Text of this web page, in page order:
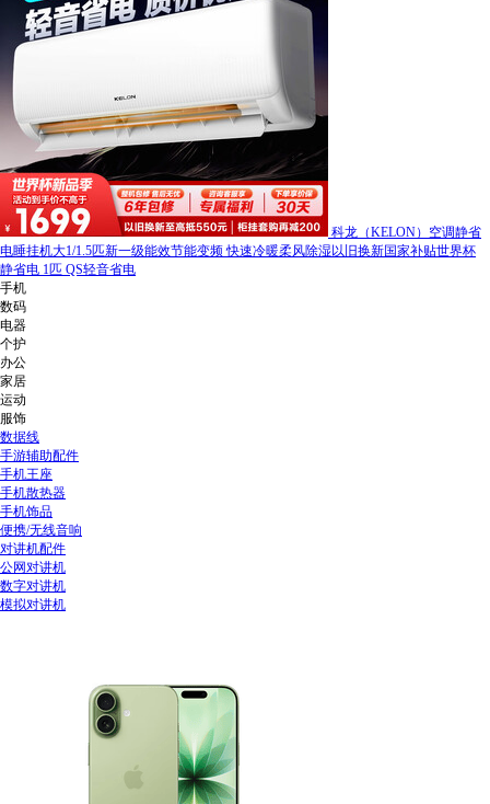
科龙（KELON）空调静省
电睡挂机大1/1.5匹新一级能效节能变频 快速冷暖柔风除湿以旧换新国家补贴世界杯
静省电 1匹 QS轻音省电
手机
数码
电器
个护
办公
家居
运动
服饰
数据线
手游辅助配件
手机王座
手机散热器
手机饰品
便携/无线音响
对讲机配件
公网对讲机
数字对讲机
模拟对讲机